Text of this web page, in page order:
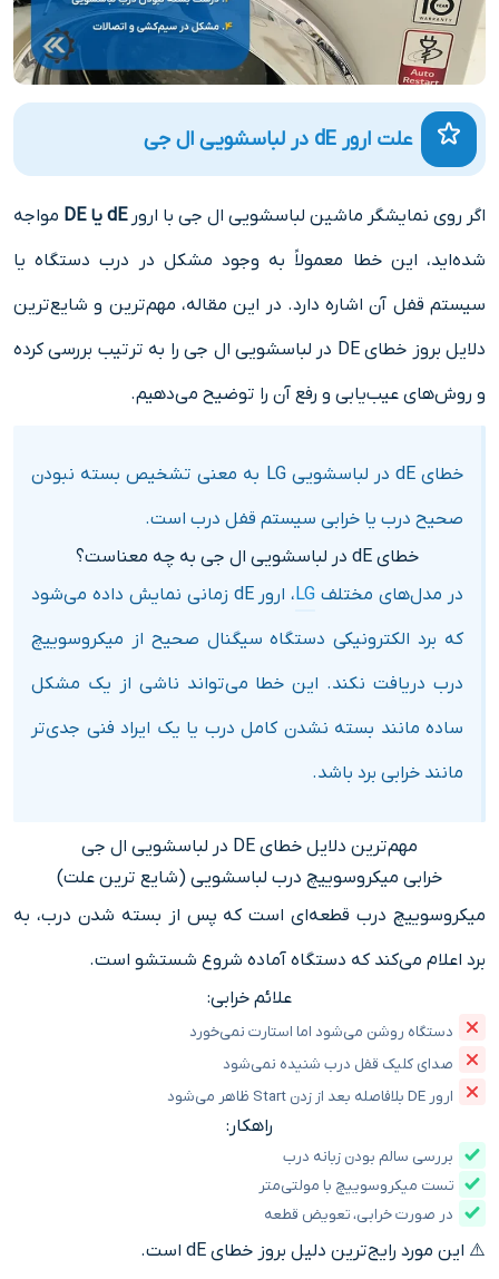
علت ارور dE در لباسشویی ال جی
اگر روی نمایشگر ماشین لباسشویی ال جی با ارورdE یا DE
مواجه
شده‌اید، این خطا معمولاً به وجود مشکل در درب دستگاه یا
سیستم قفل آن اشاره دارد. در این مقاله، مهم‌ترین و شایع‌ترین
دلایل بروز خطای DE در لباسشویی ال جی را به ترتیب بررسی کرده
و روش‌های عیب‌یابی و رفع آن را توضیح می‌دهیم.
خطای dE در لباسشویی LG به معنی تشخیص بسته نبودن
صحیح درب یا خرابی سیستم قفل درب است.
خطای dE در لباسشویی ال جی به چه معناست؟
در مدل‌های مختلف LG
، ارور dE زمانی نمایش داده می‌شود
که برد الکترونیکی دستگاه سیگنال صحیح از میکروسوییچ
درب دریافت نکند. این خطا می‌تواند ناشی از یک مشکل
ساده مانند بسته نشدن کامل درب یا یک ایراد فنی جدی‌تر
مانند خرابی برد باشد.
مهم‌ترین دلایل خطای DE در لباسشویی ال جی
خرابی میکروسوییچ درب لباسشویی (شایع‌ ترین علت)
میکروسوییچ درب قطعه‌ای است که پس از بسته شدن درب، به
برد اعلام می‌کند که دستگاه آماده شروع شستشو است.
علائم خرابی:
دستگاه روشن می‌شود اما استارت نمی‌خورد
صدای کلیک قفل درب شنیده نمی‌شود
ارور DE بلافاصله بعد از زدن Start ظاهر می‌شود
راهکار:
بررسی سالم بودن زبانه درب
تست میکروسوییچ با مولتی‌متر
در صورت خرابی، تعویض قطعه
⚠️ این مورد رایج‌ترین دلیل بروز خطای dE است.